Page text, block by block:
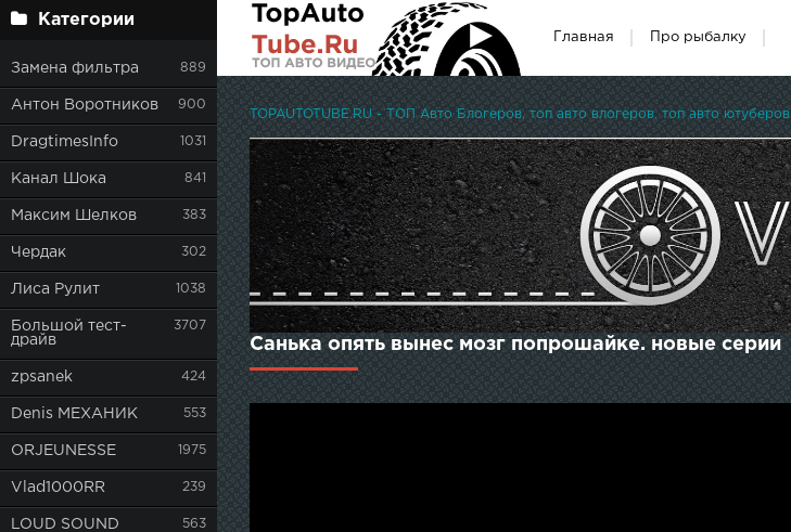
Категории
Замена фильтра 889
Антон Воротников 900
DragtimesInfo 1031
Канал Шока 841
Максим Шелков 383
Чердак 302
Лиса Рулит 1038
Большой тест-
драйв
3707
zpsanek 424
Denis МЕХАНИК 553
ORJEUNESSE 1975
Vlad1000RR 239
LOUD SOUND 563
Главная Про рыбалку
TOPAUTOTUBE.RU - ТОП Авто Блогеров, топ авто влогеров, топ авто ютуберов
Санька опять вынес мозг попрошайке. новые серии